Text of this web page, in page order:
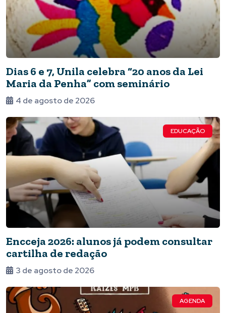
Dias 6 e 7, Unila celebra “20 anos da Lei
Maria da Penha” com seminário
4 de agosto de 2026
EDUCAÇÃO
Encceja 2026: alunos já podem consultar
cartilha de redação
3 de agosto de 2026
AGENDA